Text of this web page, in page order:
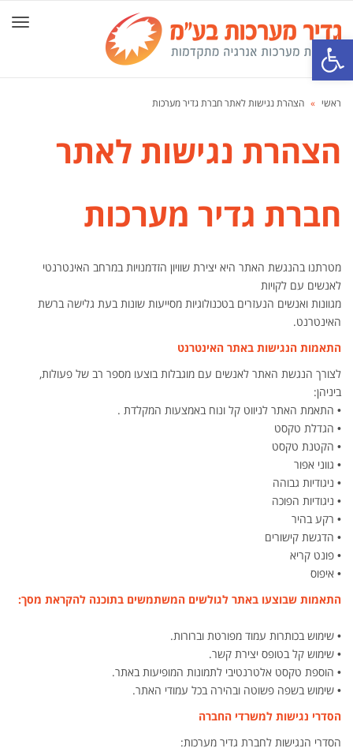
פתח סרגל נגישות
ראשי » הצהרת נגישות לאתר חברת גדיר מערכות
הצהרת נגישות לאתר
חברת גדיר מערכות
מטרתנו בהנגשת האתר היא יצירת שוויון הזדמנויות במרחב האינטרנטי
לאנשים עם לקויות
מגוונות ואנשים הנעזרים בטכנולוגיות מסייעות שונות בעת גלישה ברשת
האינטרנט.
התאמות הנגישות באתר האינטרנט
לצורך הנגשת האתר לאנשים עם מוגבלות בוצעו מספר רב של פעולות,
ביניהן:
• התאמת האתר לניווט קל ונוח באמצעות המקלדת .
• הגדלת טקסט
• הקטנת טקסט
• גווני אפור
• ניגודיות גבוהה
• ניגודיות הפוכה
• רקע בהיר
• הדגשת קישורים
• פונט קריא
• איפוס
התאמות שבוצעו באתר לגולשים המשתמשים בתוכנה להקראת מסך:
• שימוש בכותרות עמוד מפורטת וברורות.
• שימוש קל בטופס יצירת קשר.
• הוספת טקסט אלטרנטיבי לתמונות המופיעות באתר.
• שימוש בשפה פשוטה ובהירה בכל עמודי האתר.
הסדרי נגישות למשרדי החברה
הסדרי הנגישות לחברת גדיר מערכות: